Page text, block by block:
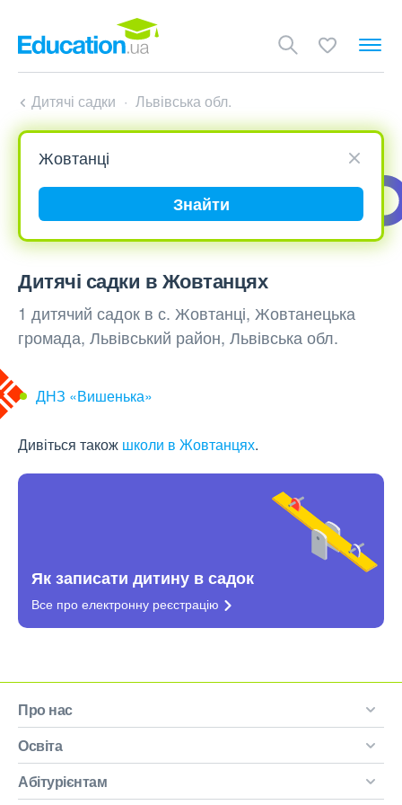
Дитячі садки Львівська обл.
Знайти
Дитячі садки в Жовтанцях
1 дитячий садок в с. Жовтанці, Жовтанецька
громада, Львівський район, Львівська обл.
ДНЗ «Вишенька»
Дивіться також школи в Жовтанцях.
Як записати дитину в садок
Все про електронну реєстрацію
Про нас
Освіта
Абітурієнтам